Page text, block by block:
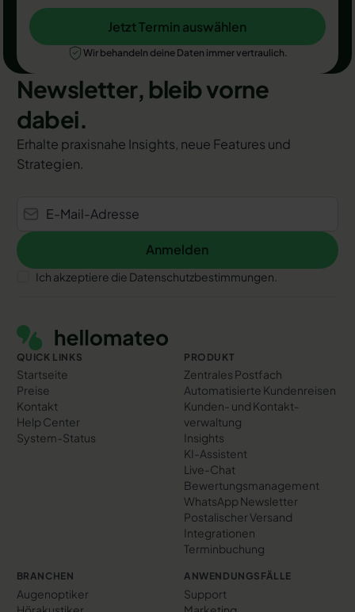
Jetzt Termin auswählen
Jetzt Termin auswählen
Wir behandeln deine Daten immer vertraulich.
Newsletter, bleib vorne
dabei.
Erhalte praxisnahe Insights, neue Features und
Strategien.
Anmelden
Anmelden
Ich akzeptiere die Datenschutzbestimmungen.
QUICK LINKS
Startseite
Preise
Kontakt
Help Center
System-Status
PRODUKT
Zentrales Postfach
Automatisierte Kundenreisen
Kunden- und Kontakt­
verwaltung
Insights
KI-Assistent
Live-Chat
Bewertungs­management
WhatsApp Newsletter
Postalischer Versand
Integrationen
Terminbuchung
BRANCHEN
Augenoptiker
ANWENDUNGSFÄLLE
Support